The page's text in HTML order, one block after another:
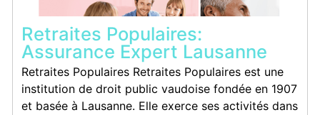
Retraites Populaires:
Assurance Expert Lausanne
Retraites Populaires Retraites Populaires est une
institution de droit public vaudoise fondée en 1907
et basée à Lausanne. Elle exerce ses activités dans